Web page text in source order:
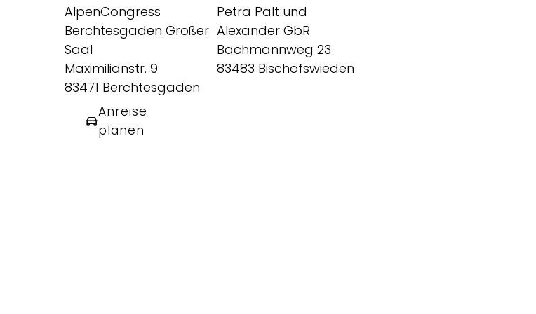
AlpenCongress
Berchtesgaden Großer
Saal
Maximilianstr. 9
83471 Berchtesgaden
Anreise
planen
Petra Palt und
Alexander GbR
Bachmannweg 23
83483 Bischofswieden